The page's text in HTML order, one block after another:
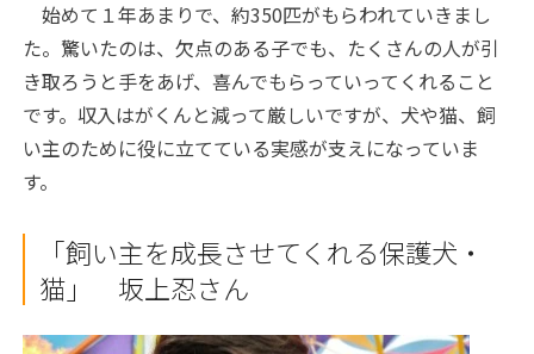
始めて１年あまりで、約350匹がもらわれていきまし
た。驚いたのは、欠点のある子でも、たくさんの人が引
き取ろうと手をあげ、喜んでもらっていってくれること
です。収入はがくんと減って厳しいですが、犬や猫、飼
い主のために役に立てている実感が支えになっていま
す。
「飼い主を成長させてくれる保護犬・
猫」 坂上忍さん